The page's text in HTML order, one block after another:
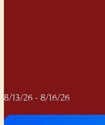
8/13/26 - 8/16/26